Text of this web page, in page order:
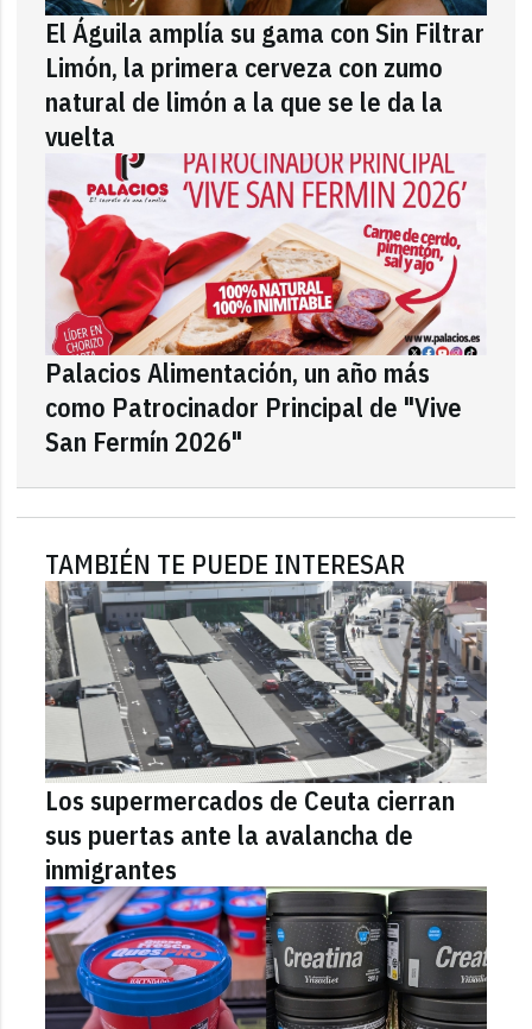
El Águila amplía su gama con Sin Filtrar
Limón, la primera cerveza con zumo
natural de limón a la que se le da la
vuelta
Palacios Alimentación, un año más
como Patrocinador Principal de "Vive
San Fermín 2026"
TAMBIÉN TE PUEDE INTERESAR
Los supermercados de Ceuta cierran
sus puertas ante la avalancha de
inmigrantes